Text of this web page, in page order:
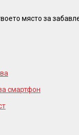
място за
смартфон